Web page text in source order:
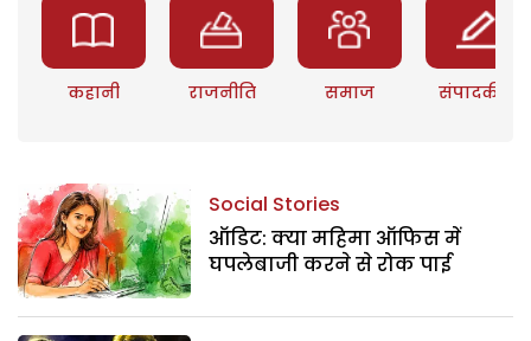
कहानी राजनीति समाज संपादकीय
Social Stories
ऑडिट: क्या महिमा ऑफिस में
घपलेबाजी करने से रोक पाई